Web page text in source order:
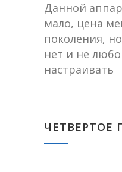
Данной
мало, цена
поколения,
нет и не
настраивать
ЧЕТВЕРТОЕ